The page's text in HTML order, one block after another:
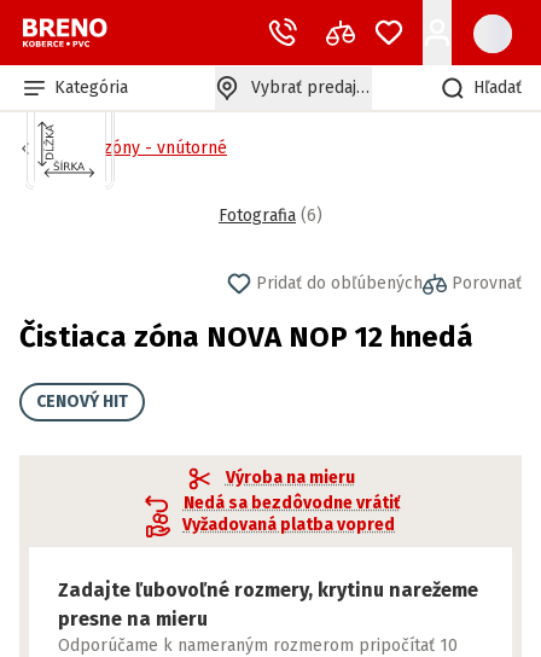
Kategória Vybrať predajňu Hľadať
Čistiace zóny - vnútorné
Fotografia (6)
Pridať do obľúbených Porovnať
Čistiaca zóna NOVA NOP 12 hnedá
CENOVÝ HIT
Výroba na mieru
Nedá sa bezdôvodne vrátiť
Vyžadovaná platba vopred
Zadajte ľubovoľné rozmery, krytinu narežeme
presne na mieru
Odporúčame k nameraným rozmerom pripočítať 10